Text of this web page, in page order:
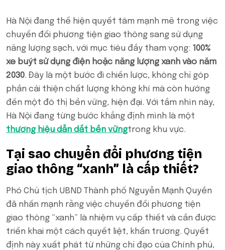
Hà Nội đang thể hiện quyết tâm mạnh mẽ trong việc
chuyển đổi phương tiện giao thông sang sử dụng
năng lượng sạch, với mục tiêu đầy tham vọng: 100%
xe buýt sử dụng điện hoặc năng lượng xanh vào năm
2030. Đây là một bước đi chiến lược, không chỉ góp
phần cải thiện chất lượng không khí mà còn hướng
đến một đô thị bền vững, hiện đại. Với tầm nhìn này,
Hà Nội đang từng bước khẳng định mình là một
thương hiệu dẫn dắt bền vữngtrong khu vực.
Tại sao chuyển đổi phương tiện
giao thông “xanh” là cấp thiết?
Phó Chủ tịch UBND Thành phố Nguyễn Mạnh Quyền
đã nhấn mạnh rằng việc chuyển đổi phương tiện
giao thông “xanh” là nhiệm vụ cấp thiết và cần được
triển khai một cách quyết liệt, khẩn trương. Quyết
định này xuất phát từ những chỉ đạo của Chính phủ,